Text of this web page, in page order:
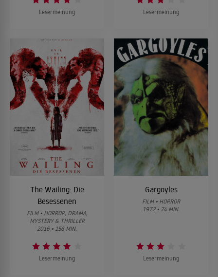
Lesermeinung Lesermeinung
The Wailing: Die
Besessenen
FILM • HORROR, DRAMA,
MYSTERY & THRILLER
2016 • 156 MIN.
Lesermeinung
Gargoyles
FILM • HORROR
1972 • 74 MIN.
Lesermeinung